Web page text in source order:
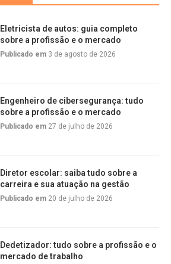
Eletricista de autos: guia completo
sobre a profissão e o mercado
Publicado em 3 de agosto de 2026
Engenheiro de cibersegurança: tudo
sobre a profissão e o mercado
Publicado em 27 de julho de 2026
Diretor escolar: saiba tudo sobre a
carreira e sua atuação na gestão
Publicado em 20 de julho de 2026
Dedetizador: tudo sobre a profissão e o
mercado de trabalho